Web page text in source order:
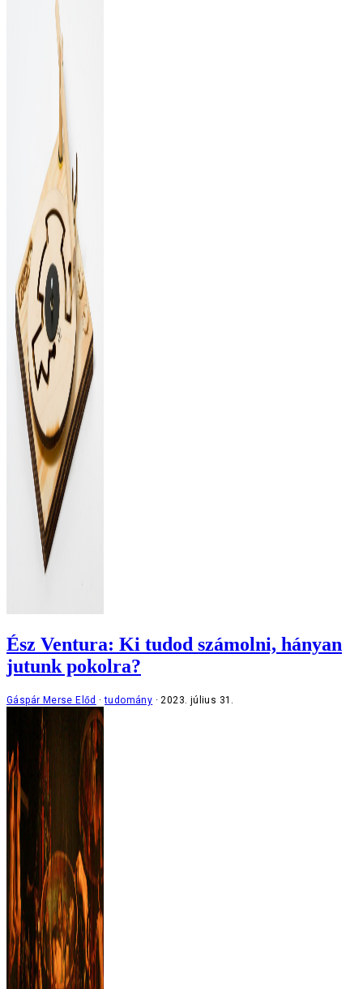
Ész Ventura: Ki tudod számolni, hányan
jutunk pokolra?
Gáspár Merse Előd tudomány 2023. július 31.